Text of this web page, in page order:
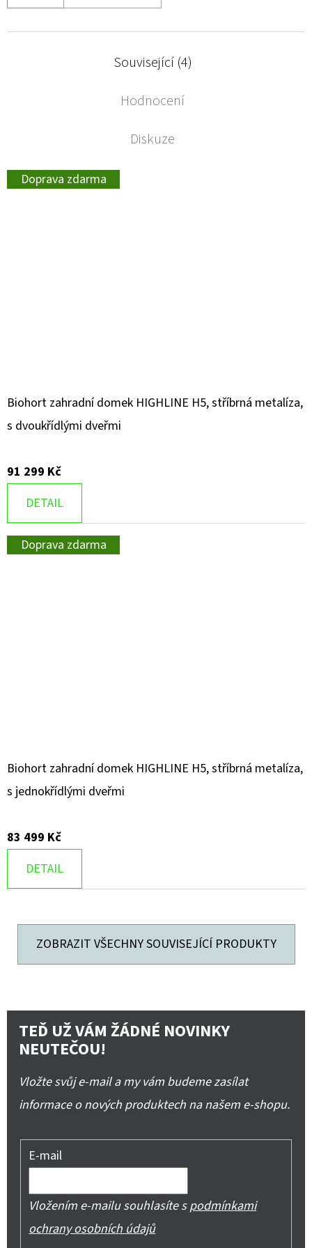
Související (4)
Hodnocení
Diskuze
Doprava zdarma
Biohort zahradní domek HIGHLINE H5, stříbrná metalíza,
s dvoukřídlými dveřmi
91 299 Kč
DETAIL
Doprava zdarma
Biohort zahradní domek HIGHLINE H5, stříbrná metalíza,
s jednokřídlými dveřmi
83 499 Kč
DETAIL
ZOBRAZIT VŠECHNY SOUVISEJÍCÍ PRODUKTY
TEĎ UŽ VÁM ŽÁDNÉ NOVINKY
NEUTEČOU!
Vložte svůj e-mail a my vám budeme zasílat
informace o nových produktech na našem e-shopu.
E-mail
Vložením e-mailu souhlasíte spodmínkami
ochrany osobních údajů